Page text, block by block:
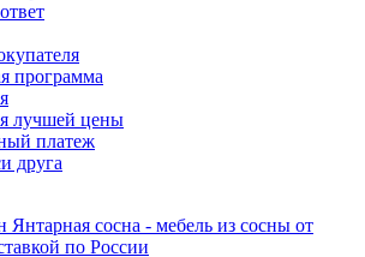
программа
лучшей цены
платеж
друга